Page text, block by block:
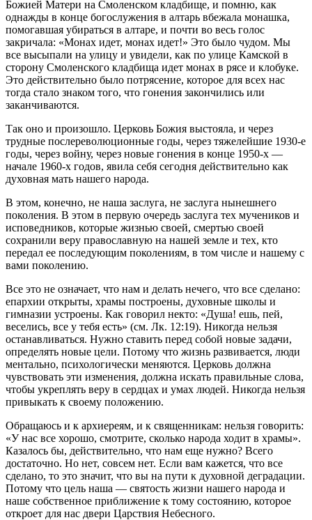
Божией Матери на Смоленском кладбище, и помню, как
однажды в конце богослужения в алтарь вбежала монашка,
помогавшая убираться в алтаре, и почти во весь голос
закричала: «Монах идет, монах идет!» Это было чудом. Мы
все высыпали на улицу и увидели, как по улице Камской в
сторону Смоленского кладбища идет монах в рясе и клобуке.
Это действительно было потрясение, которое для всех нас
тогда стало знаком того, что гонения закончились или
заканчиваются.
Так оно и произошло. Церковь Божия выстояла, и через
трудные послереволюционные годы, через тяжелейшие 1930-е
годы, через войну, через новые гонения в конце 1950-х —
начале 1960-х годов, явила себя сегодня действительно как
духовная мать нашего народа.
В этом, конечно, не наша заслуга, не заслуга нынешнего
поколения. В этом в первую очередь заслуга тех мучеников и
исповедников, которые жизнью своей, смертью своей
сохранили веру православную на нашей земле и тех, кто
передал ее последующим поколениям, в том числе и нашему с
вами поколению.
Все это не означает, что нам и делать нечего, что все сделано:
епархии открыты, храмы построены, духовные школы и
гимназии устроены. Как говорил некто: «Душа! ешь, пей,
веселись, все у тебя есть» (см. Лк. 12:19). Никогда нельзя
останавливаться. Нужно ставить перед собой новые задачи,
определять новые цели. Потому что жизнь развивается, люди
ментально, психологически меняются. Церковь должна
чувствовать эти изменения, должна искать правильные слова,
чтобы укреплять веру в сердцах и умах людей. Никогда нельзя
привыкать к своему положению.
Обращаюсь и к архиереям, и к священникам: нельзя говорить:
«У нас все хорошо, смотрите, сколько народа ходит в храмы».
Казалось бы, действительно, что нам еще нужно? Всего
достаточно. Но нет, совсем нет. Если вам кажется, что все
сделано, то это значит, что вы на пути к духовной деградации.
Потому что цель наша — святость жизни нашего народа и
наше собственное приближение к тому состоянию, которое
откроет для нас двери Царствия Небесного.